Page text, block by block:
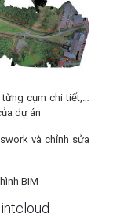
cụm chi tiết,…
dự án
và chỉnh sửa
BIM